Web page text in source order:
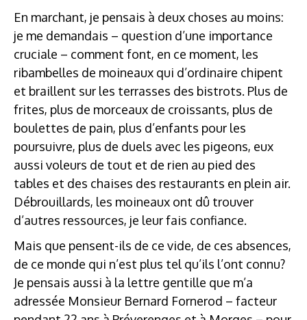
En marchant, je pensais à deux choses au moins:
je me demandais – question d’une importance
cruciale – comment font, en ce moment, les
ribambelles de moineaux qui d’ordinaire chipent
et braillent sur les terrasses des bistrots. Plus de
frites, plus de morceaux de croissants, plus de
boulettes de pain, plus d’enfants pour les
poursuivre, plus de duels avec les pigeons, eux
aussi voleurs de tout et de rien au pied des
tables et des chaises des restaurants en plein air.
Débrouillards, les moineaux ont dû trouver
d’autres ressources, je leur fais confiance.
Mais que pensent-ils de ce vide, de ces absences,
de ce monde qui n’est plus tel qu’ils l’ont connu?
Je pensais aussi à la lettre gentille que m’a
adressée Monsieur Bernard Fornerod – facteur